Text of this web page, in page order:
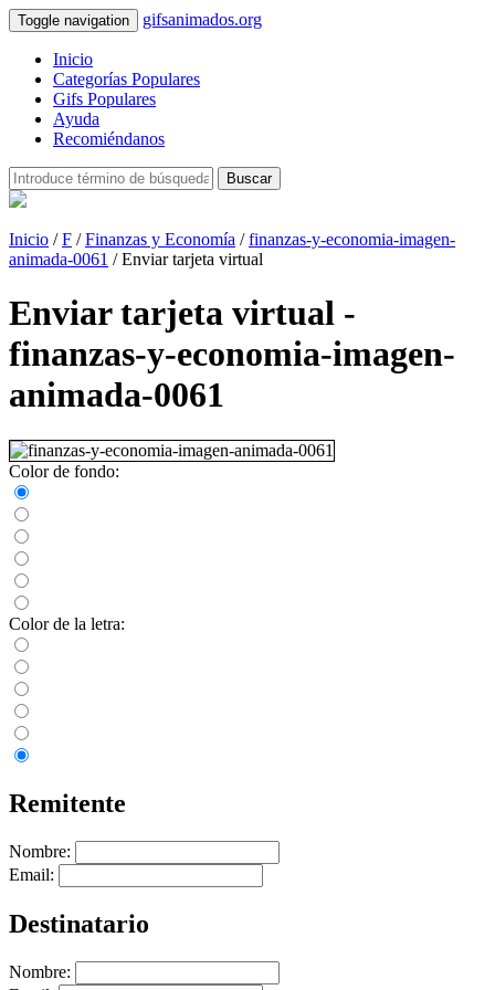
Toggle navigation gifsanimados.org
Inicio
Categorías Populares
Gifs Populares
Ayuda
Recomiéndanos
Buscar
Inicio /F /Finanzas y Economía /finanzas-y-economia-imagen-
animada-0061 / Enviar tarjeta virtual
Enviar tarjeta virtual -
finanzas-y-economia-imagen-
animada-0061
Color de fondo:
Color de la letra:
Remitente
Nombre:
Email:
Destinatario
Nombre: